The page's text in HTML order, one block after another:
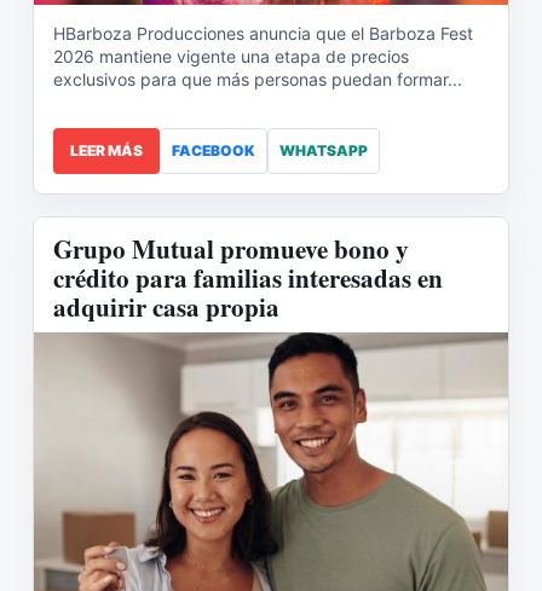
HBarboza Producciones anuncia que el Barboza Fest
2026 mantiene vigente una etapa de precios
exclusivos para que más personas puedan formar...
LEER MÁS FACEBOOK WHATSAPP
Grupo Mutual promueve bono y
crédito para familias interesadas en
adquirir casa propia